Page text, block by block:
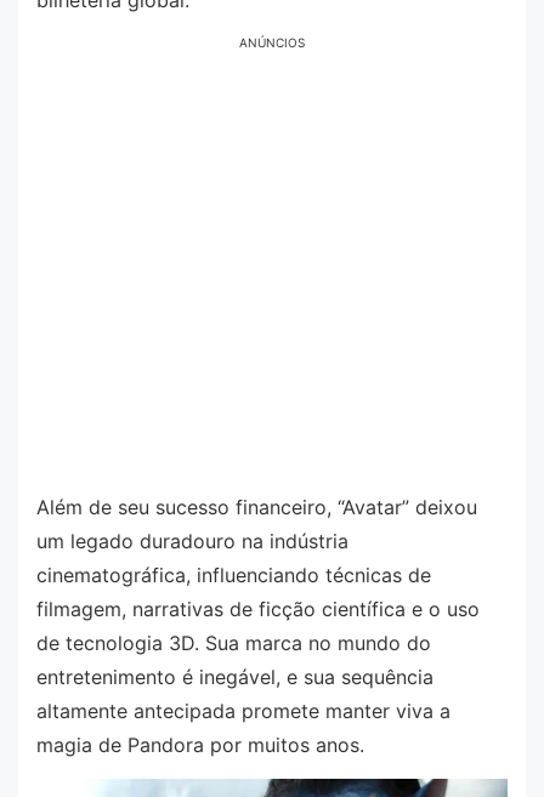
ANÚNCIOS
Além de seu sucesso financeiro, “Avatar” deixou
um legado duradouro na indústria
cinematográfica, influenciando técnicas de
filmagem, narrativas de ficção científica e o uso
de tecnologia 3D. Sua marca no mundo do
entretenimento é inegável, e sua sequência
altamente antecipada promete manter viva a
magia de Pandora por muitos anos.